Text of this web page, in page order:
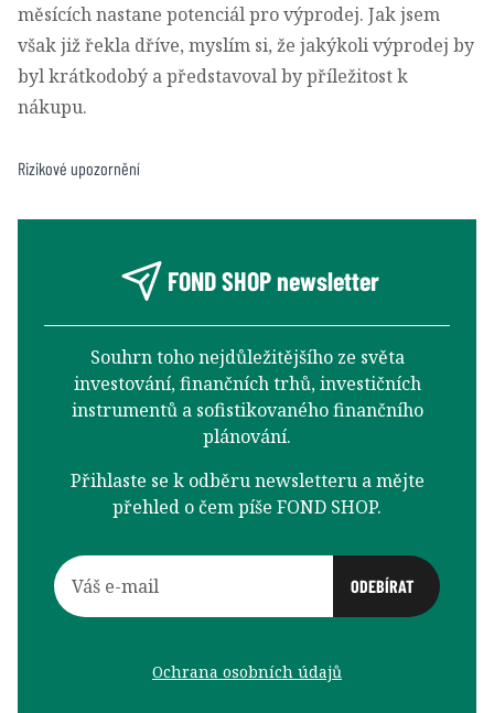
měsících nastane potenciál pro výprodej. Jak jsem
však již řekla dříve, myslím si, že jakýkoli výprodej by
byl krátkodobý a představoval by příležitost k
nákupu.
Rizikové upozornění
FOND SHOP newsletter
Souhrn toho nejdůležitějšího ze světa
investování, finančních trhů, investičních
instrumentů a sofistikovaného finančního
plánování.
Přihlaste se k odběru newsletteru a mějte
přehled o čem píše FOND SHOP.
Ochrana osobních údajů